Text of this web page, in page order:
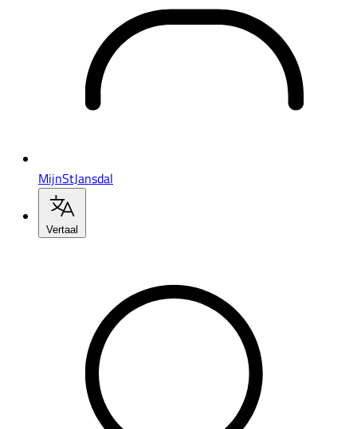
MijnStJansdal
Vertaal